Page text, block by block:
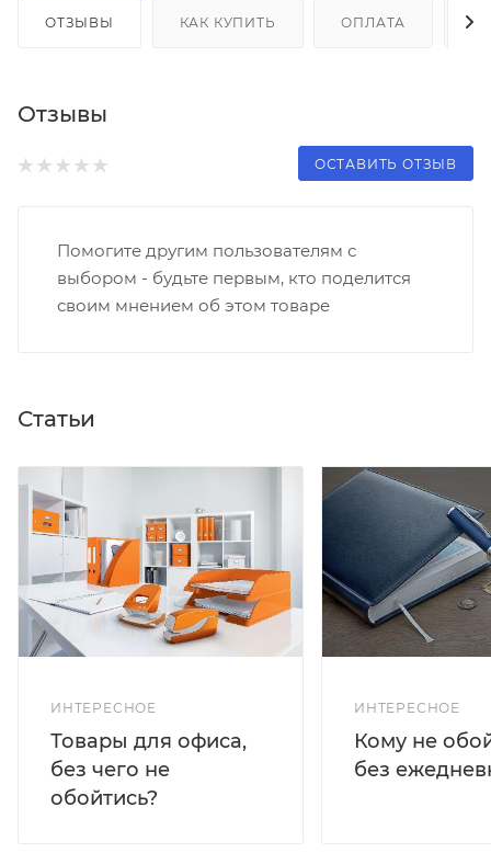
ОТЗЫВЫ КАК КУПИТЬ ОПЛАТА
Отзывы
ОСТАВИТЬ ОТЗЫВ
Помогите другим пользователям с
выбором - будьте первым, кто поделится
своим мнением об этом товаре
Статьи
ИНТЕРЕСНОЕ
Товары для офиса,
без чего не
обойтись?
ИНТЕРЕСНОЕ
Кому не
без